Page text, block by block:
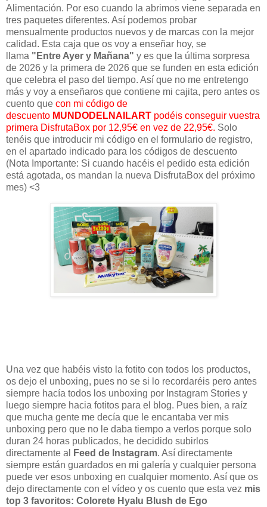
Alimentación. Por eso cuando la abrimos viene separada en
tres paquetes diferentes. Así podemos probar
mensualmente productos nuevos y de marcas con la mejor
calidad. Esta caja que os voy a enseñar hoy, se
llama "Entre Ayer y Mañana" y es que la última sorpresa
de 2026 y la primera de 2026 que se funden en esta edición
que celebra el paso del tiempo. Así que no me entretengo
más y voy a enseñaros que contiene mi cajita, pero antes os
cuento que con mi código de
descuento MUNDODELNAILART podéis conseguir vuestra
primera DisfrutaBox por 12,95€ en vez de 22,95€. Solo
tenéis que introducir mi código en el formulario de registro,
en el apartado indicado para los códigos de descuento
(Nota Importante: Si cuando hacéis el pedido esta edición
está agotada, os mandan la nueva DisfrutaBox del próximo
mes) <3
Una vez que habéis visto la fotito con todos los productos,
os dejo el unboxing, pues no se si lo recordaréis pero antes
siempre hacía todos los unboxing por Instagram Stories y
luego siempre hacia fotitos para el blog. Pues bien, a raíz
que mucha gente me decía que le encantaba ver mis
unboxing pero que no le daba tiempo a verlos porque solo
duran 24 horas publicados, he decidido subirlos
directamente al
Feed de Instagram. Así directamente
siempre están guardados en mi galería y cualquier persona
puede ver esos unboxing en cualquier momento. Así que os
dejo directamente con el vídeo y os cuento que esta vez mis
top 3 favoritos: Colorete Hyalu Blush de Ego